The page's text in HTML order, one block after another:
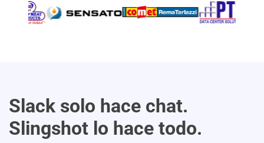
Slack solo hace chat.
Slingshot lo hace todo.